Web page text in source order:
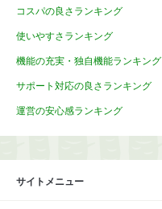
コスパの良さランキング
使いやすさランキング
機能の充実・独自機能ランキング
サポート対応の良さランキング
運営の安心感ランキング
サイトメニュー